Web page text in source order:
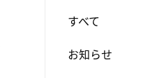
すべて
お知らせ